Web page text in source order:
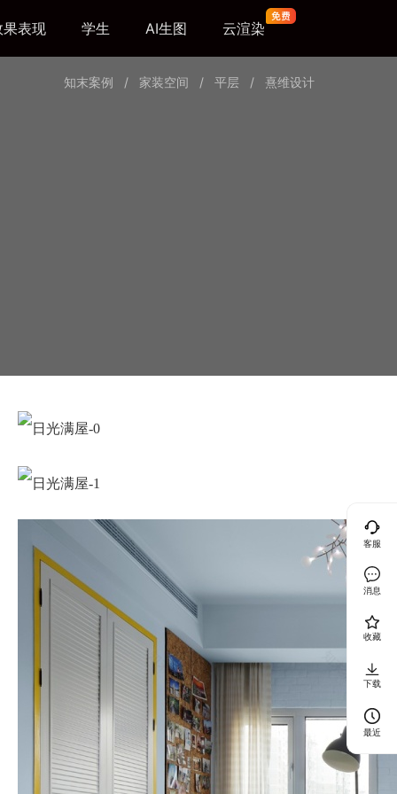
果表现 学生 AI生图 云渲染
知末案例 / 家装空间 / 平层 / 熹维设计
客服
消息
收藏
下载
最近